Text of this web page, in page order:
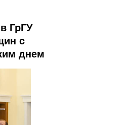
ГрГУ
с
днем